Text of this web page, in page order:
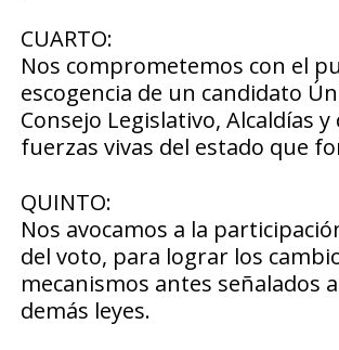
CUARTO:
Nos comprometemos con el
escogencia de un candidato
Consejo Legislativo, Alcaldías
fuerzas vivas del estado que
QUINTO:
Nos avocamos a la
del voto, para lograr los
mecanismos antes señalados
demás leyes.